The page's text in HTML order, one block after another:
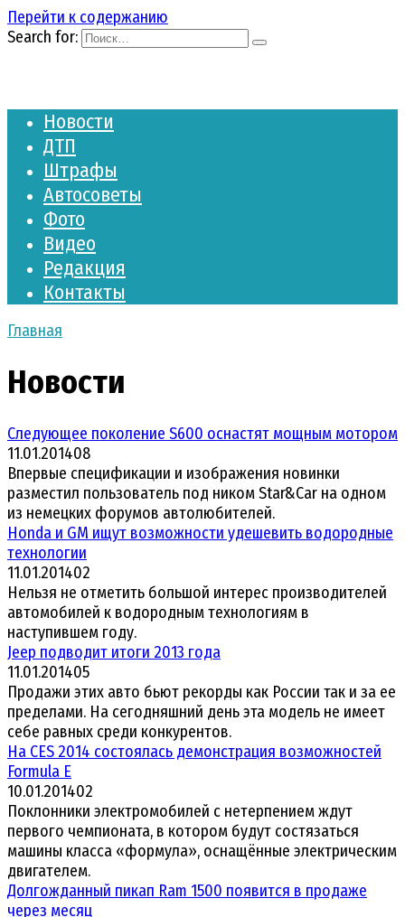
Перейти к содержанию
Search for:
Новости
ДТП
Штрафы
Автосоветы
Фото
Видео
Редакция
Контакты
Главная
Новости
Следующее поколение S600 оснастят мощным мотором
11.01.201408
Впервые спецификации и изображения новинки
разместил пользователь под ником Star&Car на одном
из немецких форумов автолюбителей.
Honda и GM ищут возможности удешевить водородные
технологии
11.01.201402
Нельзя не отметить большой интерес производителей
автомобилей к водородным технологиям в
наступившем году.
Jeep подводит итоги 2013 года
11.01.201405
Продажи этих авто бьют рекорды как России так и за ее
пределами. На сегодняшний день эта модель не имеет
себе равных среди конкурентов.
На CES 2014 состоялась демонстрация возможностей
Formula E
10.01.201402
Поклонники электромобилей с нетерпением ждут
первого чемпионата, в котором будут состязаться
машины класса «формула», оснащённые электрическим
двигателем.
Долгожданный пикап Ram 1500 появится в продаже
через месяц